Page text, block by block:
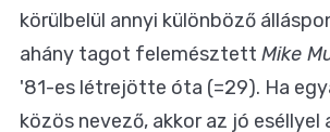
körülbelül annyi különböző
ahány tagot felemésztett Mike
'81-es létrejötte óta (=29). Ha
közös nevező, akkor az jó eséllyel